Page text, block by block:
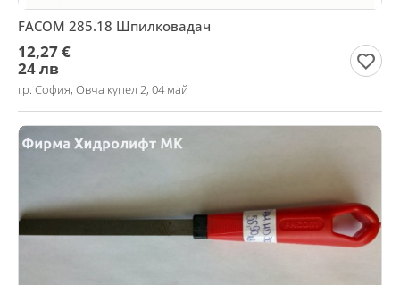
FACOM 285.18 Шпилковадач
12,27 €
24 лв
гр. София, Овча купел 2, 04 май